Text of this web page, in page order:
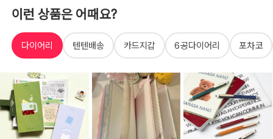
이런 상품은 어때요?
다이어리 텐텐배송 카드지갑 6공다이어리 포차코